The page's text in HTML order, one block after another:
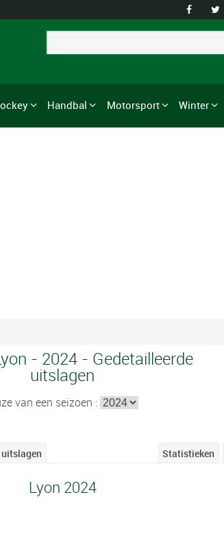
 
Handbal Motorsport Winter
- 2024 - Gedetailleerde
uitslagen
van een seizoen :
Statistieken
Lyon 2024